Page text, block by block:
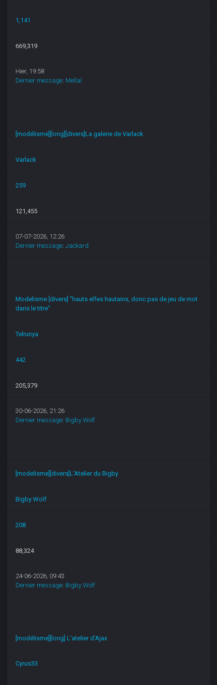
1,141
669,319
Hier, 19:58
Dernier message: Mellal
[modélisme][long][divers]La galerie de Varlack
Varlack
259
121,455
07-07-2026, 12:26
Dernier message:Jackard
Modelisme [divers] "hauts elfes hautains, donc pas de jeu de mot
dans le titre"
Telrunya
442
205,379
30-06-2026, 21:26
Dernier message: Bigby Wolf
[modelisme][divers]L'Atelier du Bigby
Bigby Wolf
208
88,324
24-06-2026, 09:43
Dernier message: Bigby Wolf
[modélisme][long] L'atelier d'Ajax
Cyrus33